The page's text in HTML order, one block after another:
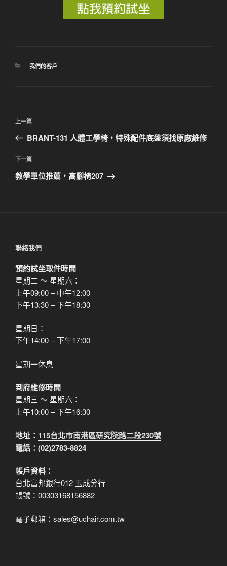
分
我們的客戶
文
導
覽
上
一
文
章
上一篇
BRANT-131 人體工學椅，特殊配件底盤須找原廠維修
下
一
下一篇
教學單位推薦，高腳椅207
聯絡我們
預約試坐取件時間
星期二 ～ 星期六：
上午09:00 – 中午12:00
下午13:30 – 下午18:30
星期日：
下午14:00 – 下午17:00
星期一休息
到府維修時間
星期三 ～ 星期六：
上午10:00 – 下午16:30
地址： 115台北市南港區研究院路二段230號
電話：(02)2783-8824
帳戶資料：
台北富邦銀行012 玉成分行
帳號：00303168156882
電子郵箱：sales@uchair.com.tw